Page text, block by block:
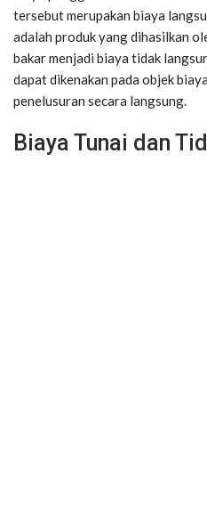
tersebut merupakan biaya
adalah produk yang dihasilkan
bakar menjadi biaya tidak
dapat dikenakan pada objek
penelusuran secara langsung.
Biaya Tunai dan